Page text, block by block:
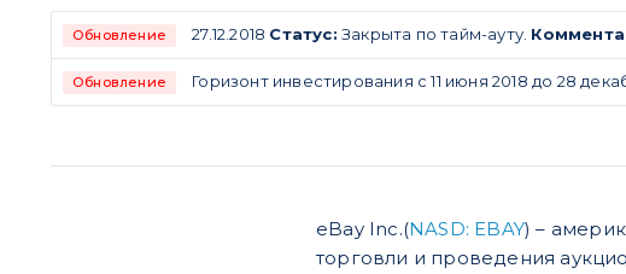
Обновление 27.12.2018 Статус: Закрыта по тайм-ауту.
Обновление Горизонт инвестирования с 11 июня 2018 до 28
eBay Inc.(NASD: EBAY) –
торговли и проведения